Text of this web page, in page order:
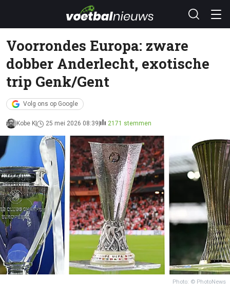
Voorrondes Europa: zware
dobber Anderlecht, exotische
trip Genk/Gent
Volg ons op Google
Kobe K 25 mei 2026 08:39 2171 stemmen
Photo: © PhotoNews